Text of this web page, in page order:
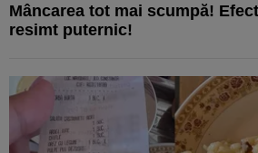
Mâncarea tot mai scumpă!
resimt puternic!